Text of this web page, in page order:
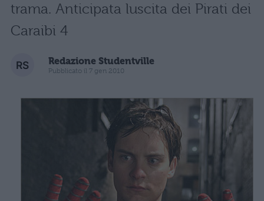
trama. Anticipata luscita dei Pirati dei
Caraibi 4
Redazione Studentville
Pubblicato il 7 gen 2010